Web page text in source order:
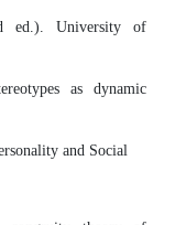
ed.). University of
as dynamic
and Social